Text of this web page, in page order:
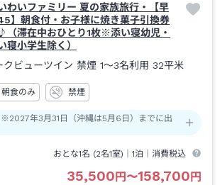
わいファミリー 夏の家族旅行・【早
】朝食付・お子様に焼き菓子引換券
（滞在中おひとり1枚※添い寝幼児・
寝小学生除く）
クビューツイン 禁煙 1～3名利用 32平米
朝食のみ 禁煙
年3月31日（沖縄は5月6日）までに出
おとな1名 (2名1室)｜1泊 ｜消費税込
35,500円〜158,700円